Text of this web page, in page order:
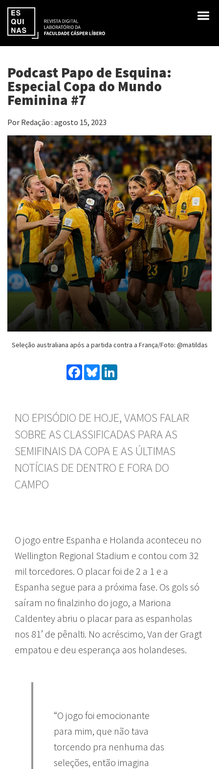
Podcast Papo de Esquina:
Especial Copa do Mundo
Feminina #7
Por Redação : agosto 15, 2023
Seleção australiana após a partida contra a França/Foto: @matildas
Facebook
Bluesky
NO EPISÓDIO DE HOJE, VAMOS FALAR
SOBRE AS CLASSIFICADAS PARA AS
SEMIFINAIS DA COPA E AS ÚLTIMAS
NOTÍCIAS DE DENTRO E FORA DO
CAMPO
O jogo entre Espanha e Holanda aconteceu no
Wellington Regional Stadium e contou com 32
mil torcedores. O placar foi de 2 a 1 e a
Espanha segue para a próxima fase. Os gols só
saíram no finalzinho do jogo, a Mariona
Caldentey abriu o placar para as espanholas
nos 81’ de pênalti. No acréscimo, Van der Gragt
empatou e deu esperança aos holandeses.
“O jogo foi emocionante
para mim, que não tava
torcendo pra nenhuma das
seleções, então imagina